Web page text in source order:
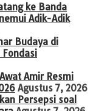
ke Banda
Adik-Adik
Budaya di
Fondasi
Amir Resmi
Agustus 7, 2026
Persepsi soal